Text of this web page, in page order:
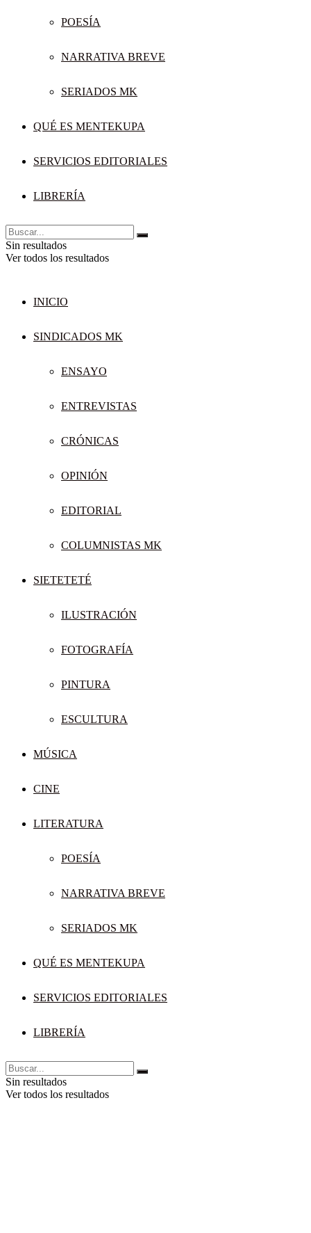
POESÍA
NARRATIVA BREVE
SERIADOS MK
QUÉ ES MENTEKUPA
SERVICIOS EDITORIALES
LIBRERÍA
Sin resultados
Ver todos los resultados
INICIO
SINDICADOS MK
ENSAYO
ENTREVISTAS
CRÓNICAS
OPINIÓN
EDITORIAL
COLUMNISTAS MK
SIETETETÉ
ILUSTRACIÓN
FOTOGRAFÍA
PINTURA
ESCULTURA
MÚSICA
CINE
LITERATURA
POESÍA
NARRATIVA BREVE
SERIADOS MK
QUÉ ES MENTEKUPA
SERVICIOS EDITORIALES
LIBRERÍA
Sin resultados
Ver todos los resultados